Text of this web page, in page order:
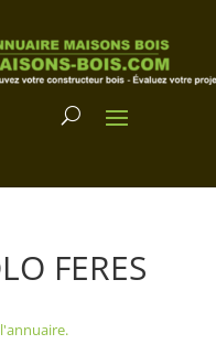
FERES